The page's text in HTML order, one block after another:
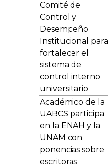
Comité de
Control y
Desempeño
Institucional para
fortalecer el
sistema de
control interno
universitario
Académico de la
UABCS participa
en la ENAH y la
UNAM con
ponencias sobre
escritoras